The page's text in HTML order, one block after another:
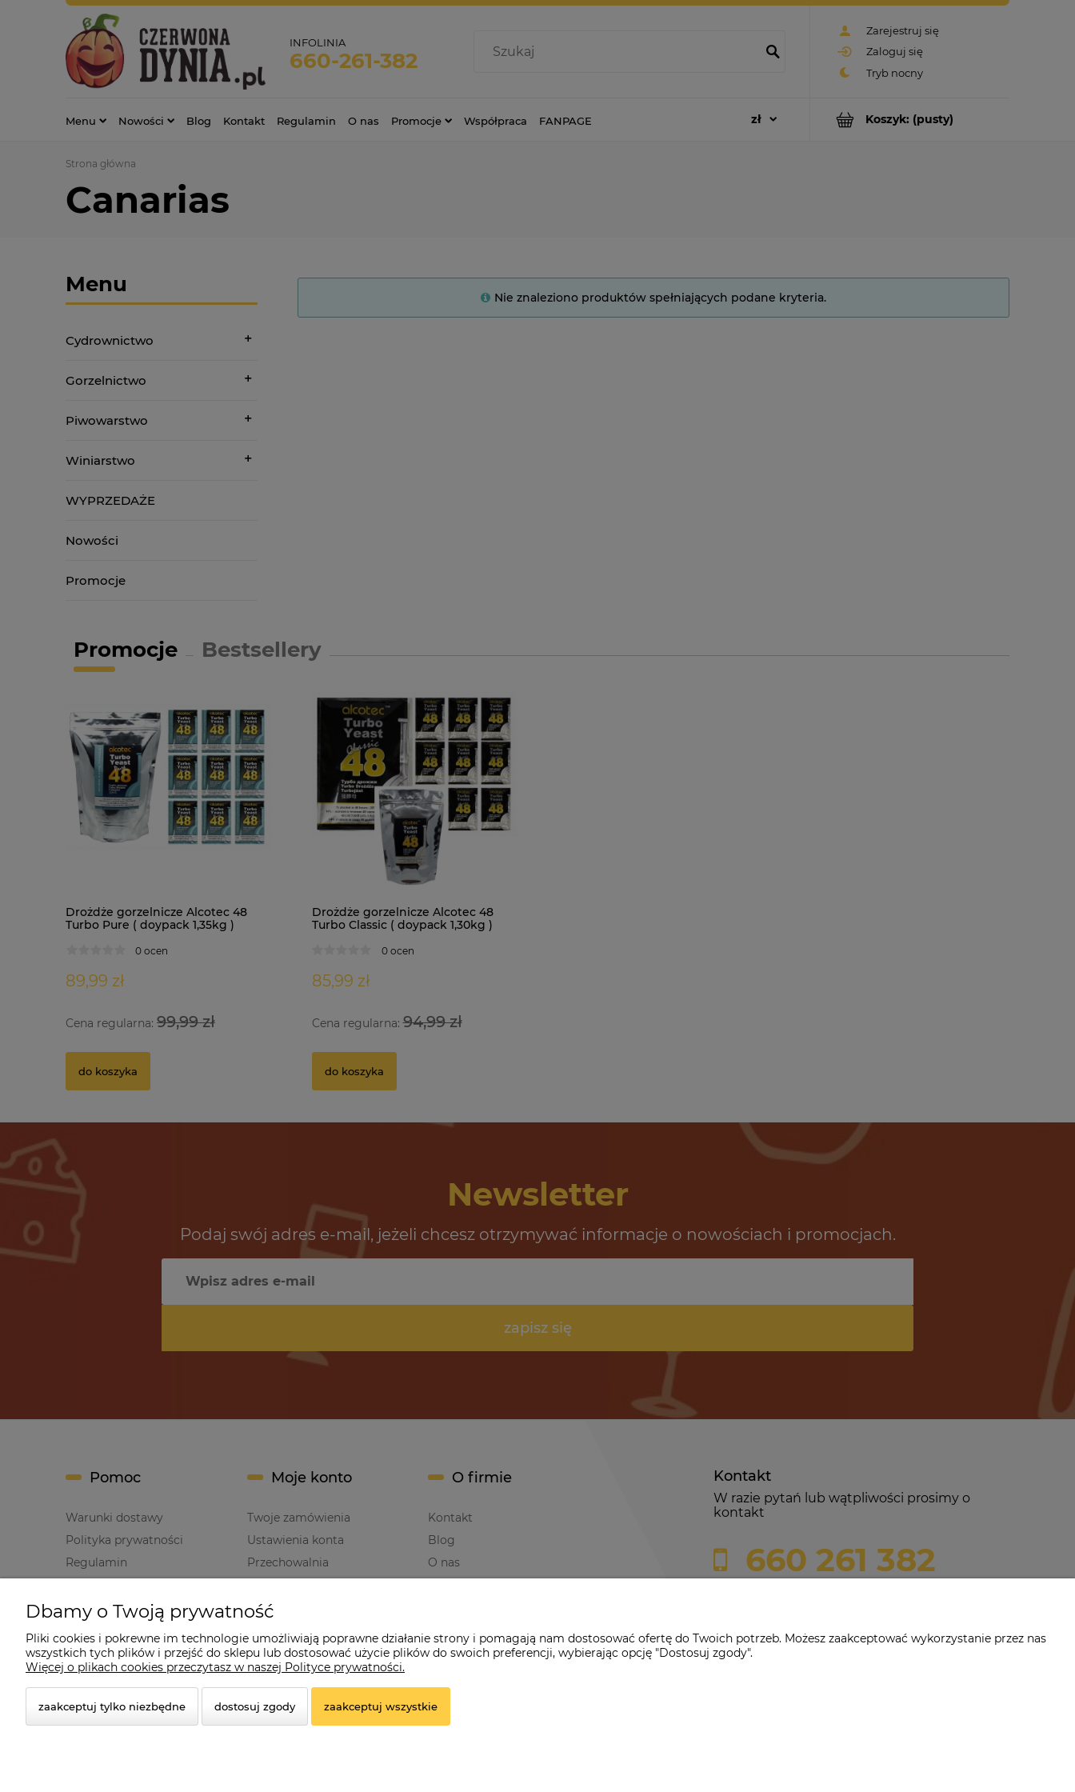
Zarejestruj się
Zaloguj się
INFOLINIA
660-261-382
Koszyk: (pusty)
Menu Nowości Blog Kontakt Regulamin O nas Promocje Współpraca FANPAGE
Strona główna
Canarias
Menu
Cydrownictwo
Gorzelnictwo
Piwowarstwo
Winiarstwo
WYPRZEDAŻE
Nowości
Promocje
Nie znaleziono produktów spełniających podane kryteria.
Promocje Bestsellery
Drożdże gorzelnicze Alcotec 48
Turbo Pure ( doypack 1,35kg )
0 ocen
89,99 zł
Cena regularna: 99,99 zł
do koszyka
Drożdże gorzelnicze Alcotec 48
Turbo Classic ( doypack 1,30kg )
0 ocen
85,99 zł
Cena regularna:94,99 zł
do koszyka
Newsletter
Podaj swój adres e-mail, jeżeli chcesz otrzymywać informacje o nowościach i promocjach.
zapisz się
Kontakt
W razie pytań lub wątpliwości prosimy o
kontakt
660 261 382
Pomoc
Warunki dostawy
Polityka prywatności
Regulamin
Moje konto
Twoje zamówienia
Ustawienia konta
Przechowalnia
O firmie
Kontakt
Blog
O nas
Czerwona Dynia |ul. Konarskiego 9a| 66-200 Świebodzin |tel: 660-261-382
Dbamy o Twoją prywatność
Pliki cookies i pokrewne im technologie umożliwiają poprawne działanie strony i pomagają nam dostosować ofertę do Twoich potrzeb. Możesz zaakceptować wykorzystanie przez nas
wszystkich tych plików i przejść do sklepu lub dostosować użycie plików do swoich preferencji, wybierając opcję "Dostosuj zgody".
Więcej o plikach cookies przeczytasz w naszej Polityce prywatności.
zaakceptuj tylko niezbędne dostosuj zgody zaakceptuj wszystkie